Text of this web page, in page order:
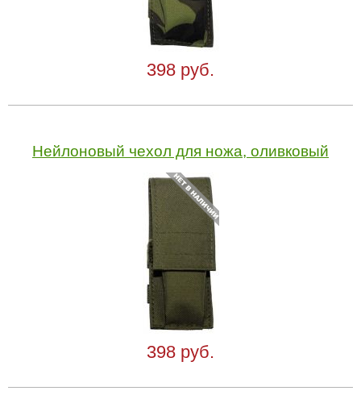
398 руб.
Нейлоновый чехол для ножа, оливковый
398 руб.